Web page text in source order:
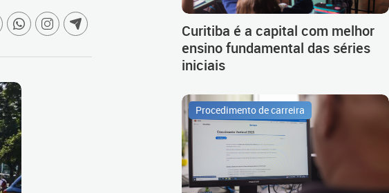
Curitiba é a capital com melhor
ensino fundamental das séries
iniciais
Procedimento de carreira